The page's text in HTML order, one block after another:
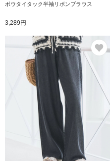
ボウタイタック半袖リボンブラウス
3,289円